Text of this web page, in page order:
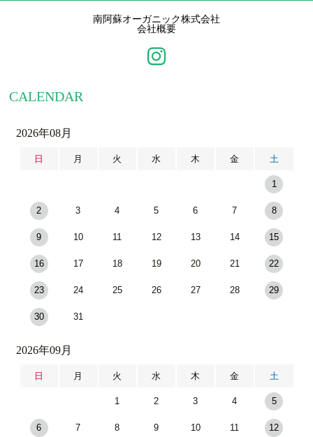
南阿蘇オーガニック株式会社
会社概要
CALENDAR
2026年08月
日 月 火 水 木 金 土
1
2 3 4 5 6 7 8
9 10 11 12 13 14 15
16 17 18 19 20 21 22
23 24 25 26 27 28 29
30 31
2026年09月
日 月 火 水 木 金 土
1 2 3 4 5
6 7 8 9 10 11 12